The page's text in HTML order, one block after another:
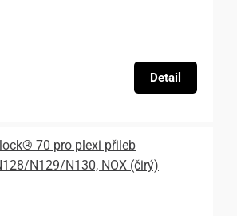
Detail
70 pro plexi přileb
N129/N130, NOX (čirý)